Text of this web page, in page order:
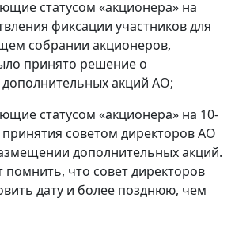
статусом «акционера» на
фиксации участников для
собрании акционеров,
принято решение о
акций АО;
статусом «акционера» на 10-
советом директоров АО
дополнительных акций.
помнить, что совет директоров
дату и более позднюю, чем